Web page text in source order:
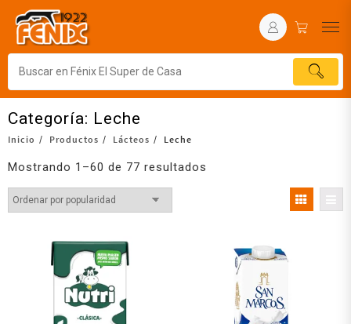
Categoría: Leche
Inicio Productos Lácteos Leche
Mostrando 1–60 de 77 resultados